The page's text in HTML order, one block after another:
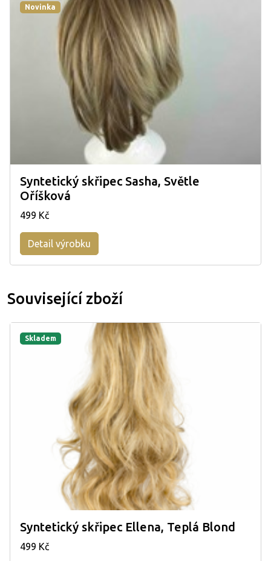
Novinka
Syntetický skřipec Sasha, Světle
Oříšková
499 Kč
Detail výrobku
Související zboží
Skladem
Syntetický skřipec Ellena, Teplá Blond
499 Kč